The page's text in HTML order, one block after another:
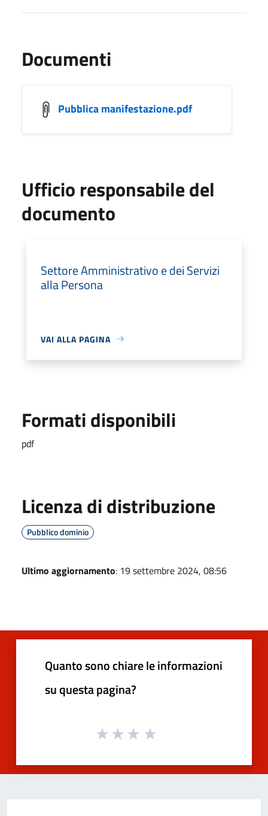
Documenti
Pubblica manifestazione.pdf
Ufficio responsabile del
documento
Settore Amministrativo e dei Servizi
alla Persona
VAI ALLA PAGINA
Formati disponibili
pdf
Licenza di distribuzione
Pubblico dominio
Ultimo aggiornamento: 19 settembre 2024, 08:56
Quanto sono chiare le informazioni
su questa pagina?